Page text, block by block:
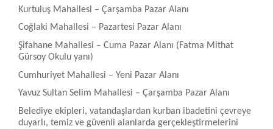
Kurtuluş Mahallesi – Çarşamba Pazar Alanı
Coğlaki Mahallesi – Pazartesi Pazar Alanı
Şifahane Mahallesi – Cuma Pazar Alanı (Fatma Mithat
Gürsoy Okulu yanı)
Cumhuriyet Mahallesi – Yeni Pazar Alanı
Yavuz Sultan Selim Mahallesi – Çarşamba Pazar Alanı
Belediye ekipleri, vatandaşlardan kurban ibadetini çevreye
duyarlı, temiz ve güvenli alanlarda gerçekleştirmelerini